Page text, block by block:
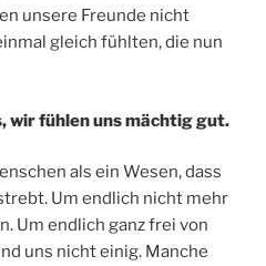
unsere Freunde nicht
gleich fühlten, die nun
wir fühlen uns mächtig gut.
als ein Wesen, dass
Um endlich nicht mehr
Um endlich ganz frei von
uns nicht einig. Manche